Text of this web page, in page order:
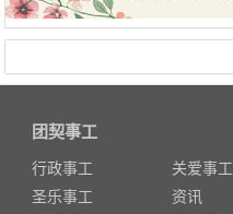
团契事工
行政事工 关爱事工
圣乐事工
资讯